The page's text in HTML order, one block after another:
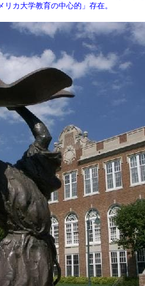
カ大学教育の中心的」存在。